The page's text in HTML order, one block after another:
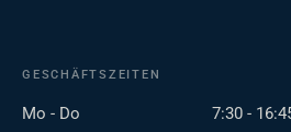
GESCHÄFTSZEITEN
Mo - Do
7:30 -